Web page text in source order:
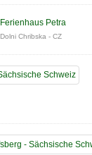
Ferienhaus Petra
Dolni Chribska - CZ